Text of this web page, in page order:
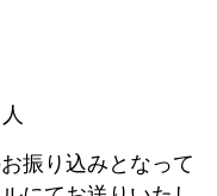
振り込みとなって